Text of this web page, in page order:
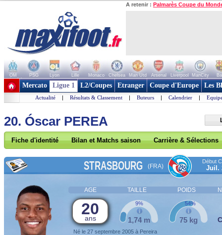
A retenir : Palmarès Coupe du
OM PSG Lyon Lille Monaco Chelsea Man Utd Arsenal Liverpool ManCity
+ de clubs
Mercato Ligue 1 L2/Coupes Etranger Coupe d'Europe Les
Actualité | Résultats & Classement | Buteurs | Calendrier |
20. Óscar PEREA
Fiche d'identité Bilan et Matchs saison Carrière & Sélections
STRASBOURG (FRA)
Début
Juil.
AGE TAILLE POIDS
20
ans
Né le 27 septembre 2005 à Pereira
1,74 m
9%
75 kg
54%